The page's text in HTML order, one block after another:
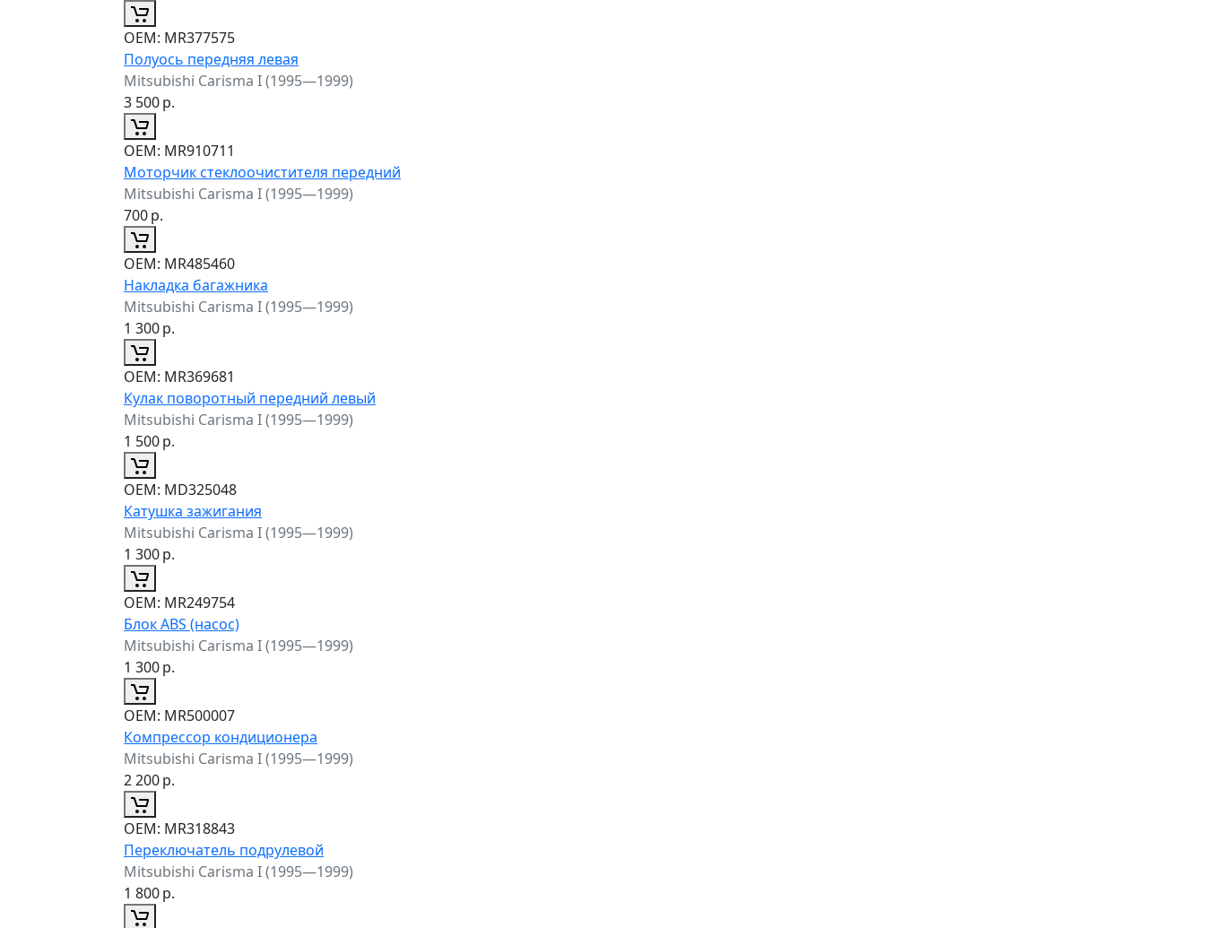
ОЕМ: MR377575
Полуось передняя левая
Mitsubishi Carisma I (1995—1999)
3 500р.
ОЕМ: MR910711
Моторчик стеклоочистителя передний
Mitsubishi Carisma I (1995—1999)
700р.
ОЕМ: MR485460
Накладка багажника
Mitsubishi Carisma I (1995—1999)
1 300р.
ОЕМ: MR369681
Кулак поворотный передний левый
Mitsubishi Carisma I (1995—1999)
1 500р.
ОЕМ: MD325048
Катушка зажигания
Mitsubishi Carisma I (1995—1999)
1 300р.
ОЕМ: MR249754
Блок ABS (насос)
Mitsubishi Carisma I (1995—1999)
1 300р.
ОЕМ: MR500007
Компрессор кондиционера
Mitsubishi Carisma I (1995—1999)
2 200р.
ОЕМ: MR318843
Переключатель подрулевой
Mitsubishi Carisma I (1995—1999)
1 800р.